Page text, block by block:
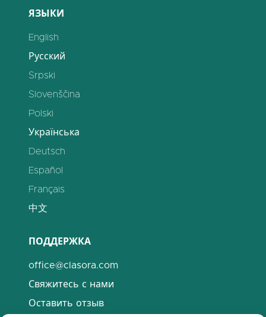
ЯЗЫКИ
English
Русский
Srpski
Slovenščina
Polski
Українська
Deutsch
Español
Français
中文
ПОДДЕРЖКА
office@clasora.com
Свяжитесь с нами
Оставить отзыв